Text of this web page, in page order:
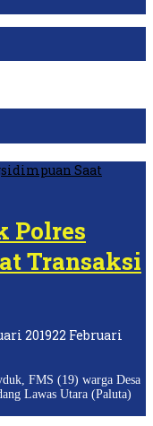
Polres
Transaksi
201922 Februari
FMS (19) warga Desa
Lawas Utara (Paluta)